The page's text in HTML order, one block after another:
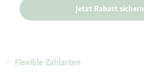
Jetzt Rabatt sichern
Flexible Zahlarten